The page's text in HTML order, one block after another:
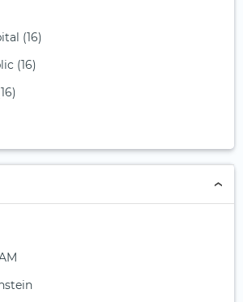
und Konnektivität
Emerging Markets
Logistic
Deutschland
Eurozone
600
(16)
(16)